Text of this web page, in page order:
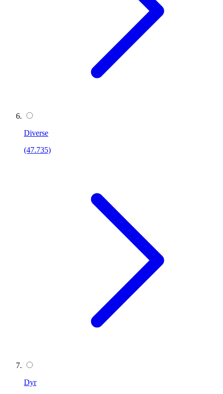
Diverse
(47.735)
Dyr